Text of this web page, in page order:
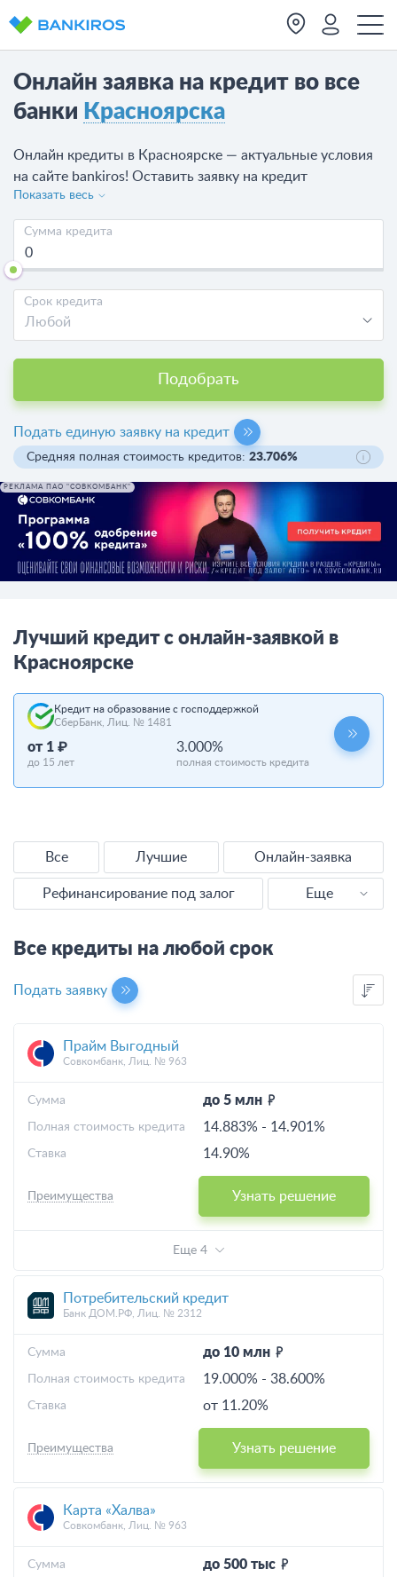
Онлайн заявка на кредит во все
банки Красноярска
Онлайн кредиты в Красноярске — актуальные условия
на сайте bankiros! Оставить заявку на кредит
Красноярске и получите деньги наличными или на счет
всего в несколько кликов. Сравните условия и
отправьте запрос на кредит во все банки Красноярска
или выбранный банк. На сегодня доступно 22
предложения от 11 банков.
Показать весь
Сумма кредита
Срок кредита
Любой
Подобрать
Подать единую заявку на кредит
Средняя полная стоимость кредитов: 23.706%
РЕКЛАМА ПАО "СОВКОМБАНК"
Лучший кредит с онлайн-заявкой в
Красноярске
Кредит на образование с господдержкой
СберБанк, Лиц. № 1481
до 15 лет
от 1 ₽
полная стоимость кредита
3.000%
Все Лучшие Онлайн-заявка
Рефинансирование под залог
Еще
Наличными
Без справок
С плохой КИ
Все кредиты на любой срок
Подать заявку
Прайм Выгодный
Совкомбанк, Лиц. № 963
до 5 млн
Cумма
14.883% - 14.901%
Полная стоимость кредита
14.90%
Ставка
Узнать решение
Преимущества
Еще 4
Потребительский кредит
Банк ДОМ.РФ, Лиц. № 2312
до 10 млн
Cумма
19.000% - 38.600%
Полная стоимость кредита
от 11.20%
Ставка
Узнать решение
Преимущества
Карта «Халва»
Совкомбанк, Лиц. № 963
до 500 тыс
Cумма